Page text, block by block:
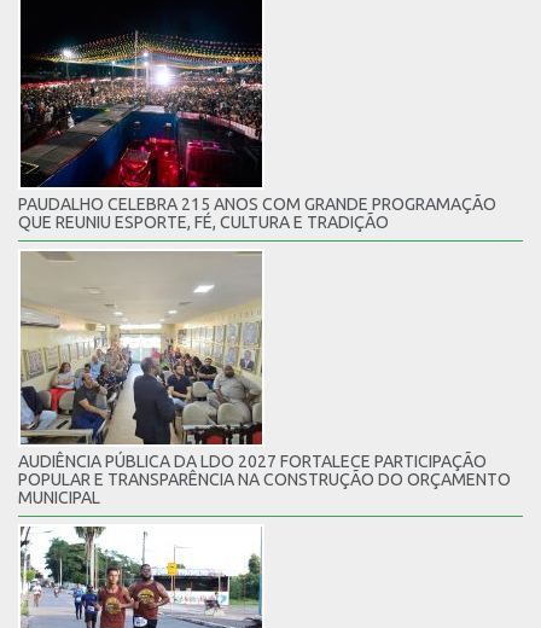
PAUDALHO CELEBRA 215 ANOS COM GRANDE PROGRAMAÇÃO
QUE REUNIU ESPORTE, FÉ, CULTURA E TRADIÇÃO
AUDIÊNCIA PÚBLICA DA LDO 2027 FORTALECE PARTICIPAÇÃO
POPULAR E TRANSPARÊNCIA NA CONSTRUÇÃO DO ORÇAMENTO
MUNICIPAL